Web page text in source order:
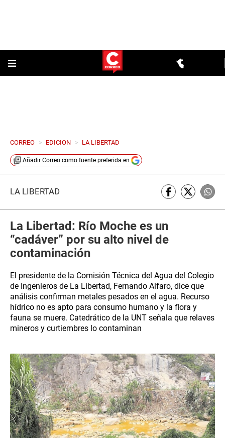
CORREO > EDICION > LA LIBERTAD
Añadir Correo como fuente preferida en
LA LIBERTAD
La Libertad: Río Moche es un
“cadáver” por su alto nivel de
contaminación
El presidente de la Comisión Técnica del Agua del Colegio
de Ingenieros de La Libertad, Fernando Alfaro, dice que
análisis confirman metales pesados en el agua. Recurso
hídrico no es apto para consumo humano y la flora y
fauna se muere. Catedrático de la UNT señala que relaves
mineros y curtiembres lo contaminan